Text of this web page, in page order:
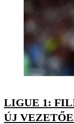
LIGUE 1:
ÚJ